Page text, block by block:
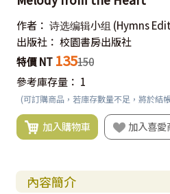
作者： 诗选编辑小组 (Hymns
出版社： 校園書房出版社
特價 NT 135150
參考庫存量： 1
(可訂購商品，若庫存數量不足，將於結
加入購物車 加入喜愛
內容簡介